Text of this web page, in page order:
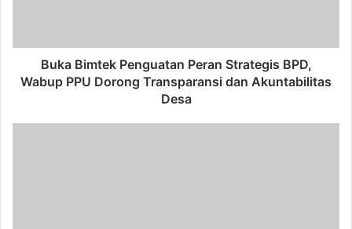
Dorong
Transparansi
dan
Buka Bimtek Penguatan Peran Strategis BPD,
Wabup PPU Dorong Transparansi dan Akuntabilitas
Desa